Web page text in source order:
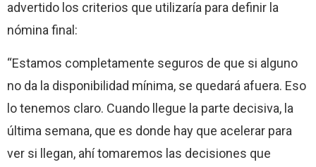
advertido los criterios que utilizaría para definir la
nómina final:
“Estamos completamente seguros de que si alguno
no da la disponibilidad mínima, se quedará afuera. Eso
lo tenemos claro. Cuando llegue la parte decisiva, la
última semana, que es donde hay que acelerar para
ver si llegan, ahí tomaremos las decisiones que